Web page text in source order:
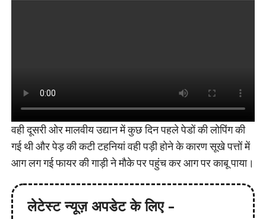
वही दूसरी ओर मालवीय उद्यान में कुछ दिन पहले पेडों की लोपिंग की
गई थी और पेड़ की कटी टहनियां वही पड़ी होने के कारण सूखे पत्तों में
आग लग गई फायर की गाड़ी ने मौके पर पहुंच कर आग पर काबू पाया।
लेटेस्ट न्यूज़ अपडेट के लिए -